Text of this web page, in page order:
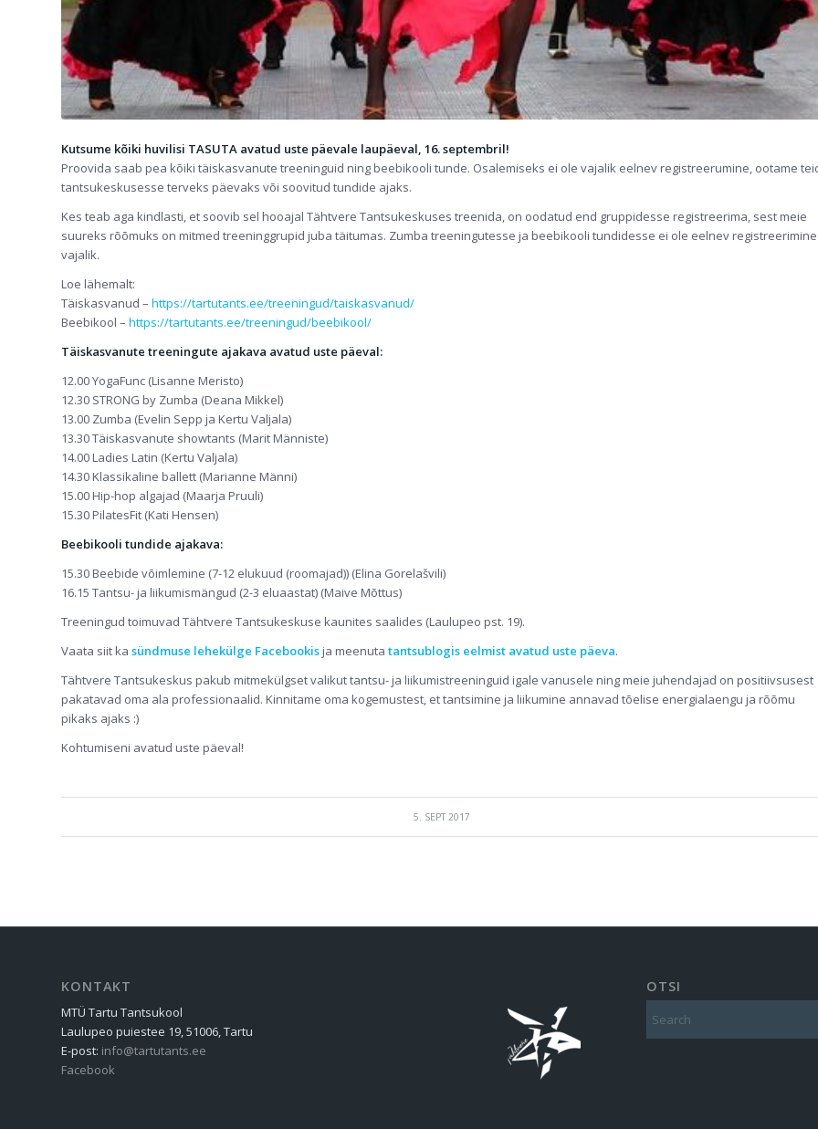
Kutsume kõiki huvilisi TASUTA avatud uste päevale laupäeval, 16. septembril!
Proovida saab pea kõiki täiskasvanute treeninguid ning beebikooli tunde. Osalemiseks ei ole vajalik eelnev registreerumine, ootame
tantsukeskusesse terveks päevaks või soovitud tundide ajaks.
Kes teab aga kindlasti, et soovib sel hooajal Tähtvere Tantsukeskuses treenida, on oodatud end gruppidesse registreerima, sest meie
suureks rõõmuks on mitmed treeninggrupid juba täitumas. Zumba treeningutesse ja beebikooli tundidesse ei ole eelnev registreerimine
vajalik.
Loe lähemalt:
Täiskasvanud – https://tartutants.ee/treeningud/taiskasvanud/
Beebikool – https://tartutants.ee/treeningud/beebikool/
Täiskasvanute treeningute ajakava avatud uste päeval:
12.00 YogaFunc (Lisanne Meristo)
12.30 STRONG by Zumba (Deana Mikkel)
13.00 Zumba (Evelin Sepp ja Kertu Valjala)
13.30 Täiskasvanute showtants (Marit Männiste)
14.00 Ladies Latin (Kertu Valjala)
14.30 Klassikaline ballett (Marianne Männi)
15.00 Hip-hop algajad (Maarja Pruuli)
15.30 PilatesFit (Kati Hensen)
Beebikooli tundide ajakava:
15.30 Beebide võimlemine (7-12 elukuud (roomajad)) (Elina Gorelašvili)
16.15 Tantsu- ja liikumismängud (2-3 eluaastat) (Maive Mõttus)
Treeningud toimuvad Tähtvere Tantsukeskuse kaunites saalides (Laulupeo pst. 19).
Vaata siit ka sündmuse lehekülge Facebookisja meenuta tantsublogis eelmist avatud uste päeva.
Tähtvere Tantsukeskus pakub mitmekülgset valikut tantsu- ja liikumistreeninguid igale vanusele ning meie juhendajad on positiivsusest
pakatavad oma ala professionaalid. Kinnitame oma kogemustest, et tantsimine ja liikumine annavad tõelise energialaengu ja rõõmu
pikaks ajaks :)
Kohtumiseni avatud uste päeval!
5. SEPT 2017
KONTAKT
MTÜ Tartu Tantsukool
Laulupeo puiestee 19, 51006, Tartu
E-post: info@tartutants.ee
Facebook
OTSI